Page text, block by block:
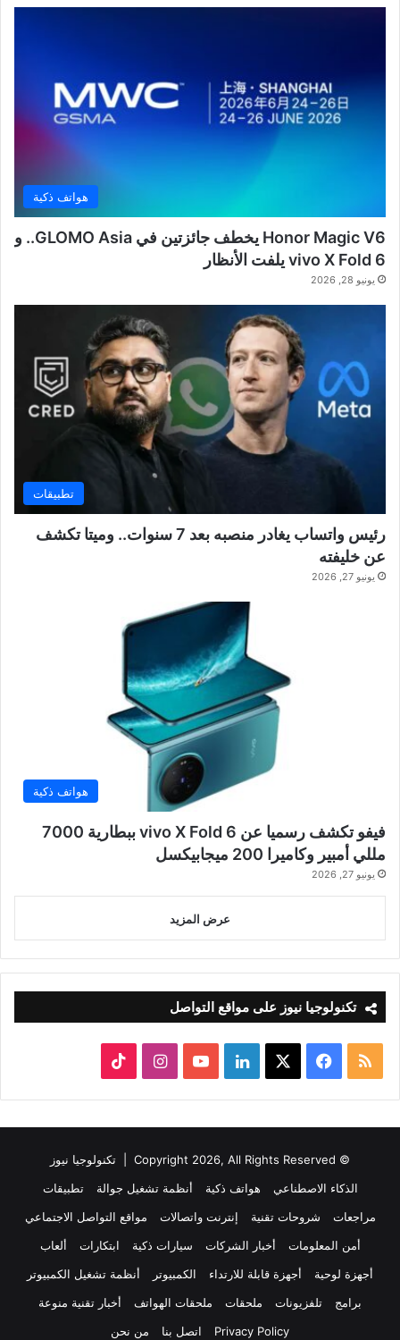
هواتف ذكية
Honor Magic V6 يخطف جائزتين في GLOMO Asia.. و
vivo X Fold 6 يلفت الأنظار
يونيو 28, 2026
تطبيقات
رئيس واتساب يغادر منصبه بعد 7 سنوات.. وميتا تكشف
عن خليفته
يونيو 27, 2026
هواتف ذكية
فيفو تكشف رسميا عن vivo X Fold 6 ببطارية 7000
مللي أمبير وكاميرا 200 ميجابيكسل
يونيو 27, 2026
عرض المزيد
تكنولوجيا نيوز على مواقع التواصل
ملخص
الموقع
RSS
فيسبوك لينكدإن‫YouTubeانستقرام
© Copyright 2026, All Rights Reserved |
تكنولوجيا نيوز
الذكاء الاصطناعي
هواتف ذكية أنظمة تشغيل جوالة
تطبيقات
مراجعات
شروحات تقنية إنترنت واتصالات
مواقع التواصل الاجتماعي
أمن المعلومات
أخبار الشركات سيارات ذكية ابتكارات
ألعاب
أجهزة لوحية
أجهزة قابلة للارتداء الكمبيوتر
أنظمة تشغيل الكمبيوتر
برامج
تلفزيونات ملحقات ملحقات الهواتف
أخبار تقنية منوعة
Privacy Policy
اتصل بنا من نحن